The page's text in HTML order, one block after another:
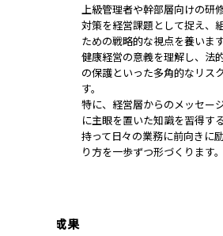
上級管理者や幹部層向けの研
対策を経営課題として捉え、
ための戦略的な視点を養います
健康経営の意義を理解し、法
の保護といった多角的なリス
す。
特に、経営層からのメッセー
に主眼を置いた知識を習得す
持って日々の業務に前向きに
り方を一歩ずつ形づくります。
研修の成果